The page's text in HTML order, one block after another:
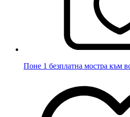
Поне 1 безплатна мостра към